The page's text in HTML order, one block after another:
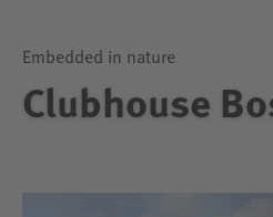
Embedded in nature
Clubhouse